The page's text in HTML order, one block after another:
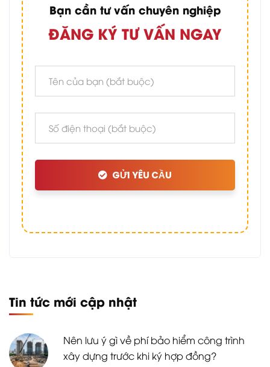
Bạn cần tư vấn chuyên nghiệp
ĐĂNG KÝ TƯ VẤN NGAY
GỬI YÊU CẦU
Tin tức mới cập nhật
Nên lưu ý gì về phí bảo hiểm công trình
xây dựng trước khi ký hợp đồng?